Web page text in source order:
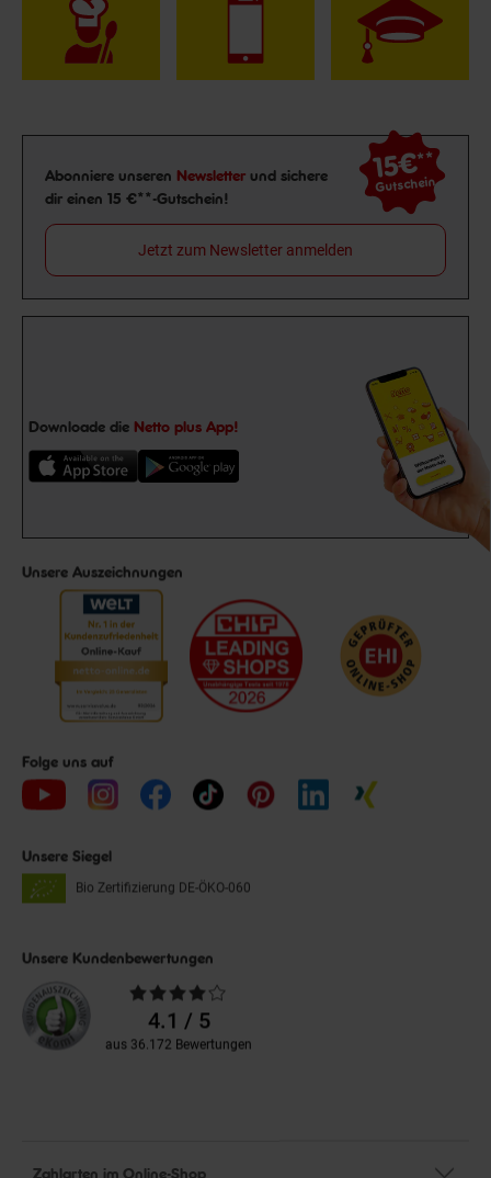
Newsletter Anmeldung
Abonniere unseren Newsletter und sichere
dir einen 15 €**-Gutschein!
15€**
Gutschein
Jetzt zum Newsletter anmelden
Downloade die Netto plus App!
Unsere Auszeichnungen
Folge uns auf
Unsere Siegel
Bio Zertifizierung DE-ÖKO-060
Unsere Kundenbewertungen
Durchschnittliche
Bewertungen4.1 / 5
aus 36.172 Bewertungen
Zahlarten im Online-Shop